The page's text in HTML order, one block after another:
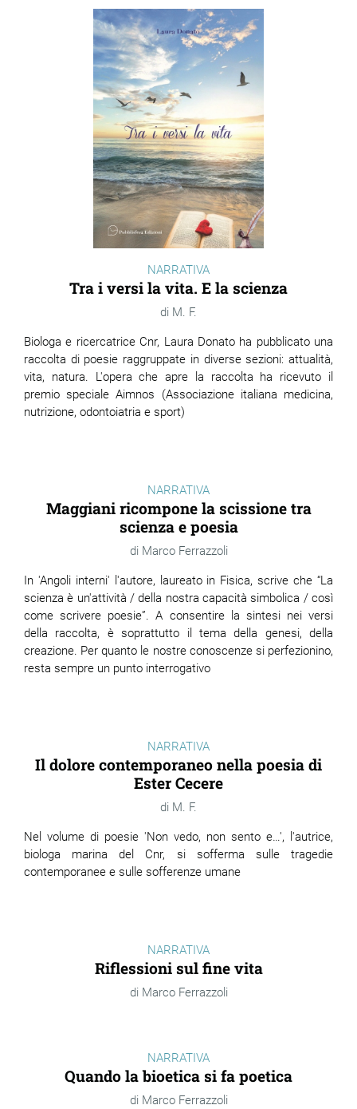
NARRATIVA
Tra i versi la vita. E la scienza
M. F.
Biologa e ricercatrice Cnr, Laura Donato ha pubblicato una
raccolta di poesie raggruppate in diverse sezioni: attualità,
vita, natura. L'opera che apre la raccolta ha ricevuto il
premio speciale Aimnos (Associazione italiana medicina,
nutrizione, odontoiatria e sport)
NARRATIVA
Maggiani ricompone la scissione tra
scienza e poesia
Marco Ferrazzoli
In 'Angoli interni' l'autore, laureato in Fisica, scrive che “La
scienza è un'attività / della nostra capacità simbolica / così
come scrivere poesie”. A consentire la sintesi nei versi
della raccolta, è soprattutto il tema della genesi, della
creazione. Per quanto le nostre conoscenze si perfezionino,
resta sempre un punto interrogativo
NARRATIVA
Il dolore contemporaneo nella poesia di
Ester Cecere
M. F.
Nel volume di poesie 'Non vedo, non sento e…', l'autrice,
biologa marina del Cnr, si sofferma sulle tragedie
contemporanee e sulle sofferenze umane
NARRATIVA
Riflessioni sul fine vita
Marco Ferrazzoli
NARRATIVA
Quando la bioetica si fa poetica
Marco Ferrazzoli